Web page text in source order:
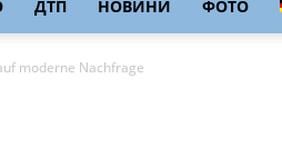
ДТП НОВИНИ ФОТО
moderne Nachfrage